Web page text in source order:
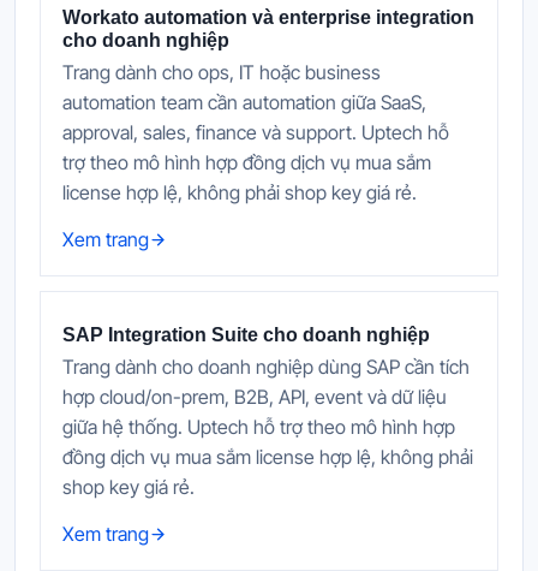
Workato automation và enterprise integration
cho doanh nghiệp
Trang dành cho ops, IT hoặc business
automation team cần automation giữa SaaS,
approval, sales, finance và support. Uptech hỗ
trợ theo mô hình hợp đồng dịch vụ mua sắm
license hợp lệ, không phải shop key giá rẻ.
Xem trang
SAP Integration Suite cho doanh nghiệp
Trang dành cho doanh nghiệp dùng SAP cần tích
hợp cloud/on-prem, B2B, API, event và dữ liệu
giữa hệ thống. Uptech hỗ trợ theo mô hình hợp
đồng dịch vụ mua sắm license hợp lệ, không phải
shop key giá rẻ.
Xem trang